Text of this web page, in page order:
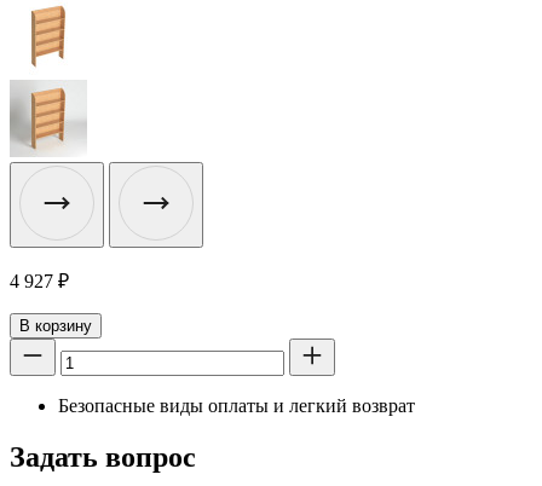
4 927 ₽
В корзину
Безопасные виды оплаты и легкий возврат
Задать вопрос